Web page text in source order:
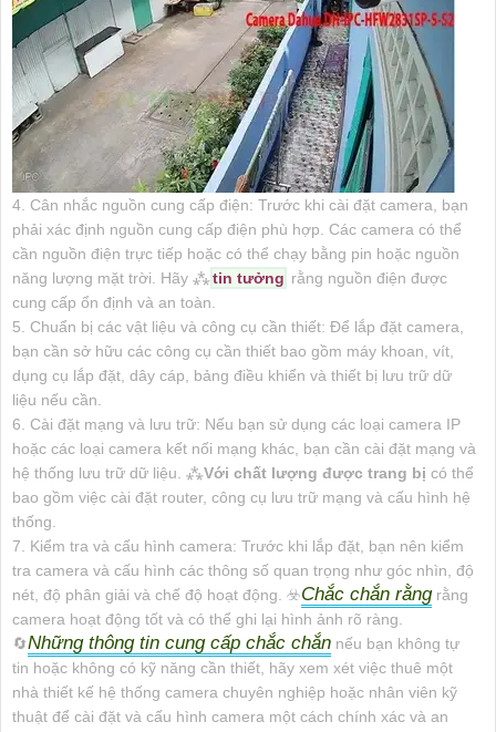
4. Cân nhắc nguồn cung cấp điện: Trước khi cài đặt camera, bạn
phải xác định nguồn cung cấp điện phù hợp. Các camera có thể
cần nguồn điện trực tiếp hoặc có thể chạy bằng pin hoặc nguồn
năng lượng mặt trời. Hãy ⁂tin tưởng rằng nguồn điện được
cung cấp ổn định và an toàn.
5. Chuẩn bị các vật liệu và công cụ cần thiết: Để lắp đặt camera,
bạn cần sở hữu các công cụ cần thiết bao gồm máy khoan, vít,
dụng cụ lắp đặt, dây cáp, bảng điều khiển và thiết bị lưu trữ dữ
liệu nếu cần.
6. Cài đặt mạng và lưu trữ: Nếu bạn sử dụng các loại camera IP
hoặc các loại camera kết nối mạng khác, bạn cần cài đặt mạng và
hệ thống lưu trữ dữ liệu. ⁂Với chất lượng được trang bị có thể
bao gồm việc cài đặt router, công cụ lưu trữ mạng và cấu hình hệ
thống.
7. Kiểm tra và cấu hình camera: Trước khi lắp đặt, bạn nên kiểm
tra camera và cấu hình các thông số quan trọng như góc nhìn, độ
nét, độ phân giải và chế độ hoạt động. ☣️Chắc chắn rằngrằng
camera hoạt động tốt và có thể ghi lại hình ảnh rõ ràng.
🔄Những thông tin cung cấp chắc chắn nếu bạn không tự
tin hoặc không có kỹ năng cần thiết, hãy xem xét việc thuê một
nhà thiết kế hệ thống camera chuyên nghiệp hoặc nhân viên kỹ
thuật để cài đặt và cấu hình camera một cách chính xác và an